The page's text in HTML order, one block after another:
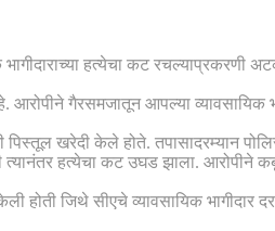
भागीदाराच्या हत्येचा कट
गैरसमजातून आपल्या व्यावसायिक
खरेदी केले होते. तपासादरम्यान
हत्येचा कट उघड झाला. आरोपीने कबूल
जिथे सीएचे व्यावसायिक भागीदार